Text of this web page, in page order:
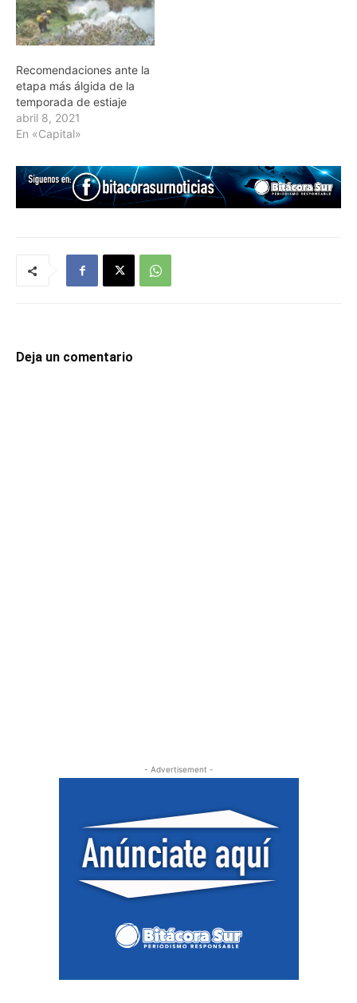
Recomendaciones ante la
etapa más álgida de la
temporada de estiaje
abril 8, 2021
En «Capital»
Deja un comentario
- Advertisement -